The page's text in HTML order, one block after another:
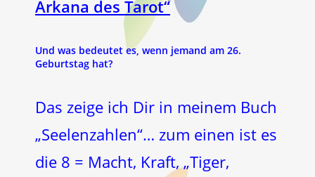
Arkana des Tarot“
Und was bedeutet es, wenn jemand am 26.
Geburtstag hat?
Das zeige ich Dir in meinem Buch
„Seelenzahlen“… zum einen ist es
die 8 = Macht, Kraft, „Tiger,